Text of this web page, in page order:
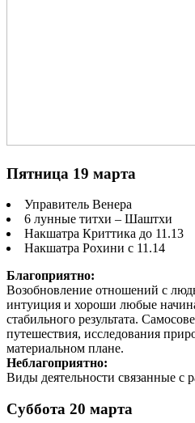
Пятница 19 марта
Управитель Венера
6 лунные титхи – Шаштхи
Накшатра Криттика до 11.13
Накшатра Рохини с 11.14
Благоприятно:
Возобновление отношений с
интуиция и хороши любые
стабильного результата.
путешествия, исследования
материальном плане.
Неблагоприятно:
Виды деятельности связанные с
Суббота 20 марта